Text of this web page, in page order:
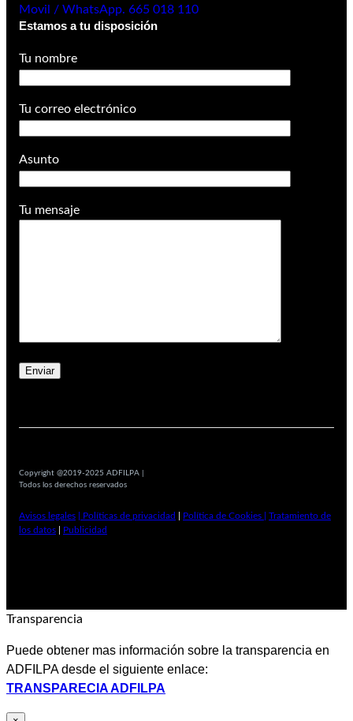
Movil / WhatsApp. 665 018 110
Estamos a tu disposición
Tu nombre
Tu correo electrónico
Asunto
Tu mensaje
Copyright @2019-2025 ADFILPA |
Todos los derechos reservados
Avisos legales | Políticas de privacidad Política de Cookies |
Tratamiento de
los datos
Publicidad
Transparencia
Puede obtener mas información sobre la transparencia en
ADFILPA desde el siguiente enlace:
TRANSPARECIA ADFILPA